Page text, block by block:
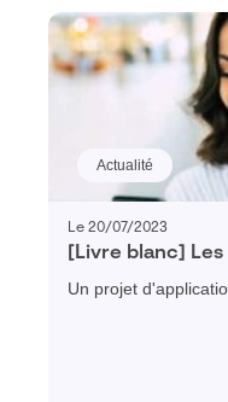
Actualité
Le 20/07/2023
[Livre blanc]
indispensables
commercial
Un projet